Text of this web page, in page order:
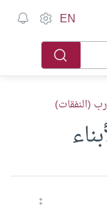
EN
(النفقات)